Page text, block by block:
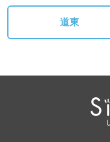
道東